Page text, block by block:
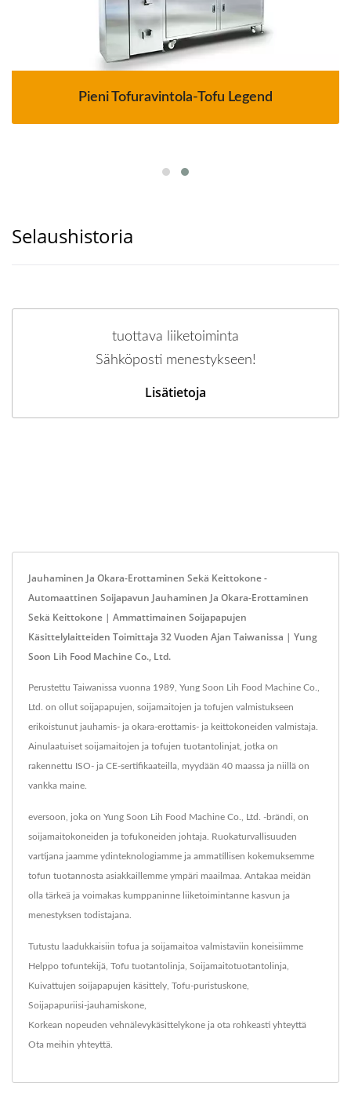
Pieni Tofuravintola-Tofu Legend
Selaushistoria
tuottava liiketoiminta
Sähköposti menestykseen!
Lisätietoja
Jauhaminen Ja Okara-Erottaminen Sekä Keittokone -
Automaattinen Soijapavun Jauhaminen Ja Okara-Erottaminen
Sekä Keittokone | Ammattimainen Soijapapujen
Käsittelylaitteiden Toimittaja 32 Vuoden Ajan Taiwanissa | Yung
Soon Lih Food Machine Co., Ltd.
Perustettu Taiwanissa vuonna 1989, Yung Soon Lih Food Machine Co.,
Ltd. on ollut soijapapujen, soijamaitojen ja tofujen valmistukseen
erikoistunut jauhamis- ja okara-erottamis- ja keittokoneiden valmistaja.
Ainulaatuiset soijamaitojen ja tofujen tuotantolinjat, jotka on
rakennettu ISO- ja CE-sertifikaateilla, myydään 40 maassa ja niillä on
vankka maine.
eversoon, joka on Yung Soon Lih Food Machine Co., Ltd. -brändi, on
soijamaitokoneiden ja tofukoneiden johtaja. Ruokaturvallisuuden
vartijana jaamme ydinteknologiamme ja ammatillisen kokemuksemme
tofun tuotannosta asiakkaillemme ympäri maailmaa. Antakaa meidän
olla tärkeä ja voimakas kumppaninne liiketoimintanne kasvun ja
menestyksen todistajana.
Tutustu laadukkaisiin tofua ja soijamaitoa valmistaviin koneisiimme
Helppo tofuntekijä Tofu tuotantolinja Soijamaitotuotantolinja
Kuivattujen soijapapujen käsittely Tofu-puristuskone
Soijapapuriisi-jauhamiskone
Korkean nopeuden vehnälevykäsittelykone ja ota rohkeasti yhteyttä
Ota meihin yhteyttä